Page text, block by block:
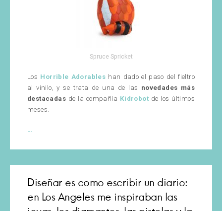
Spruce Spricket
Los Horrible Adorables han dado el paso del fieltro
al vinilo, y se trata de una de las novedades más
destacadas de la compañía Kidrobotde los últimos
meses.
…
y
Kidrobot
unen
para
estos
Diseñar es como escribir un diario:
en Los Angeles me inspiraban las